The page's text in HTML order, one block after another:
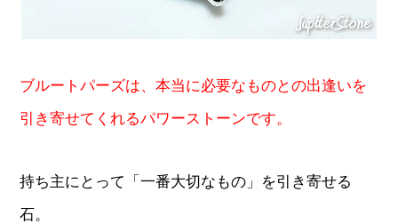
ブルートパーズは、本当に必要なものとの出逢いを
引き寄せてくれるパワーストーンです。
持ち主にとって「一番大切なもの」を引き寄せる
石。